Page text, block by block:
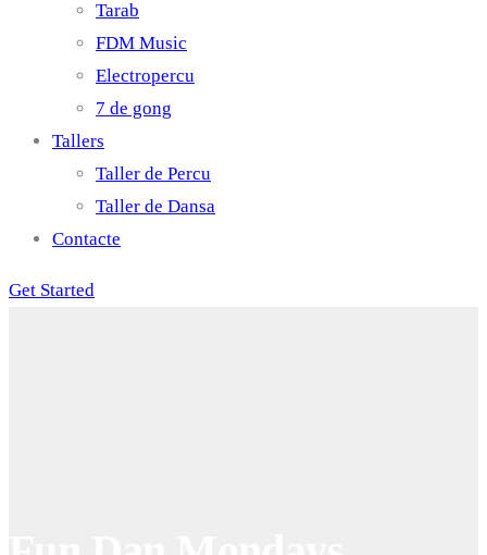
Tarab
FDM Music
Electropercu
7 de gong
Tallers
Taller de Percu
Taller de Dansa
Contacte
Get Started